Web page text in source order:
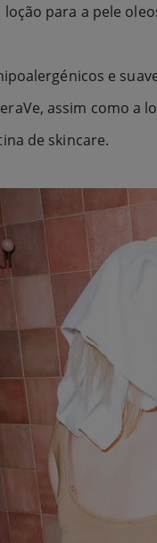
para a pele
e
assim como
de skincare.